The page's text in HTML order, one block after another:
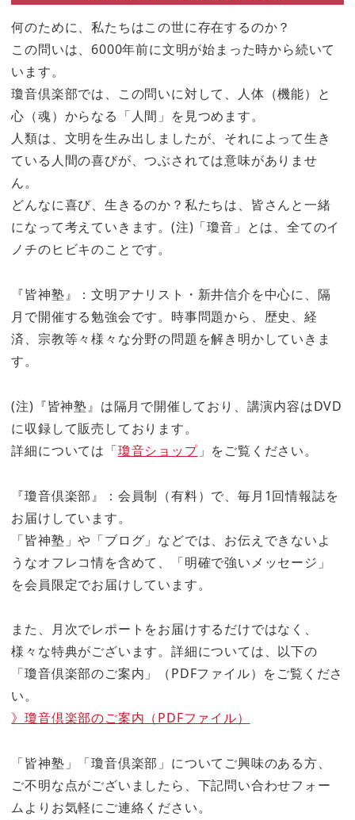
何のために、私たちはこの世に存在するのか？
この問いは、6000年前に文明が始まった時から続いて
います。
瓊音倶楽部では、この問いに対して、人体（機能）と
心（魂）からなる「人間」を見つめます。
人類は、文明を生み出しましたが、それによって生き
ている人間の喜びが、つぶされては意味がありませ
ん。
どんなに喜び、生きるのか？私たちは、皆さんと一緒
になって考えていきます。(注)「瓊音」とは、全てのイ
ノチのヒビキのことです。
『皆神塾』：文明アナリスト・新井信介を中心に、隔
月で開催する勉強会です。時事問題から、歴史、経
済、宗教等々様々な分野の問題を解き明かしていきま
す。
(注)『皆神塾』は隔月で開催しており、講演内容はDVD
に収録して販売しております。
詳細については「瓊音ショップ」をご覧ください。
『瓊音倶楽部』：会員制（有料）で、毎月1回情報誌を
お届けしています。
「皆神塾」や「ブログ」などでは、お伝えできないよ
うなオフレコ情を含めて、「明確で強いメッセージ」
を会員限定でお届けしています。
また、月次でレポートをお届けするだけではなく、
様々な特典がございます。詳細については、以下の
「瓊音倶楽部のご案内」（PDFファイル）をご覧くださ
い。
》瓊音倶楽部のご案内（PDFファイル）
「皆神塾」「瓊音倶楽部」についてご興味のある方、
ご不明な点がございましたら、下記問い合わせフォー
ムよりお気軽にご連絡ください。